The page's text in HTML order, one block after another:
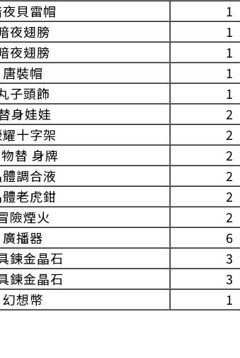
貝雷帽
1
夜翅膀
1
夜翅膀
1
唐裝帽
1
子頭飾
1
身娃娃
2
十字架
2
替 身牌
2
調合液
2
老虎鉗
2
險煙火
2
廣播器
6
鍊金晶石
3
鍊金晶石
3
幻想幣
1